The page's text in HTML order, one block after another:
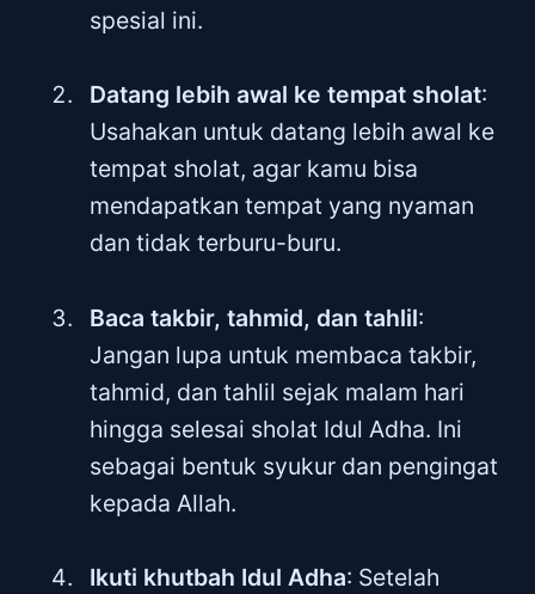
spesial ini.
Datang lebih awal ke tempat sholat:
Usahakan untuk datang lebih awal ke
tempat sholat, agar kamu bisa
mendapatkan tempat yang nyaman
dan tidak terburu-buru.
Baca takbir, tahmid, dan tahlil:
Jangan lupa untuk membaca takbir,
tahmid, dan tahlil sejak malam hari
hingga selesai sholat Idul Adha. Ini
sebagai bentuk syukur dan pengingat
kepada Allah.
Ikuti khutbah Idul Adha: Setelah